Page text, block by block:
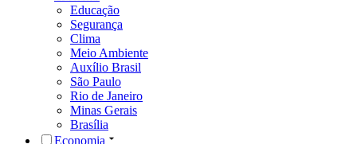
Educação
Segurança
Clima
Meio Ambiente
Auxílio Brasil
São Paulo
Rio de Janeiro
Minas Gerais
Brasília
Economia